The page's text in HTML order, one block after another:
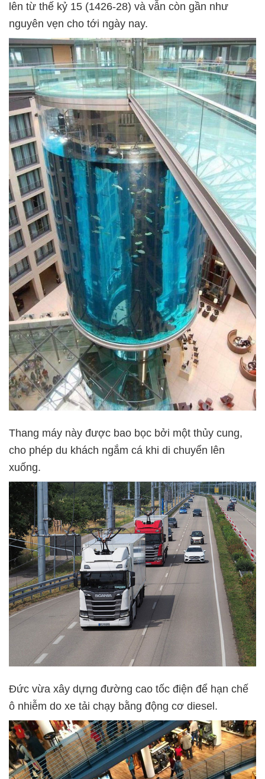
lên từ thế kỷ 15 (1426-28) và vẫn còn gần như
nguyên vẹn cho tới ngày nay.
Thang máy này được bao bọc bởi một thủy cung,
cho phép du khách ngắm cá khi di chuyển lên
xuống.
Đức vừa xây dựng đường cao tốc điện để hạn chế
ô nhiễm do xe tải chạy bằng động cơ diesel.